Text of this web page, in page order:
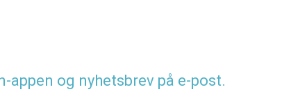
appen og nyhetsbrev på e-post.